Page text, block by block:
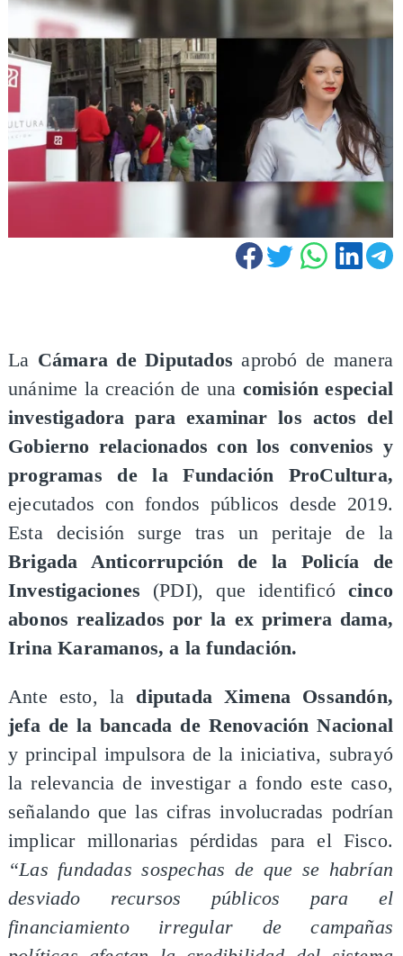
La Cámara de Diputados aprobó de manera
unánime la creación de una comisión especial
investigadora para examinar los actos del
Gobierno relacionados con los convenios y
programas de la Fundación ProCultura,
ejecutados con fondos públicos desde 2019.
Esta decisión surge tras un peritaje de la
Brigada Anticorrupción de la Policía de
Investigaciones (PDI), que identificócinco
abonos realizados por la ex primera dama,
Irina Karamanos, a la fundación.
Ante esto, la diputada Ximena Ossandón,
jefa de la bancada de Renovación Nacional
y principal impulsora de la iniciativa, subrayó
la relevancia de investigar a fondo este caso,
señalando que las cifras involucradas podrían
implicar millonarias pérdidas para el Fisco.
“Las fundadas sospechas de que se habrían
desviado recursos públicos para el
financiamiento irregular de campañas